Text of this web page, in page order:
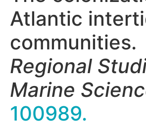
Atlantic
communities.
Regional
Marine
100989.